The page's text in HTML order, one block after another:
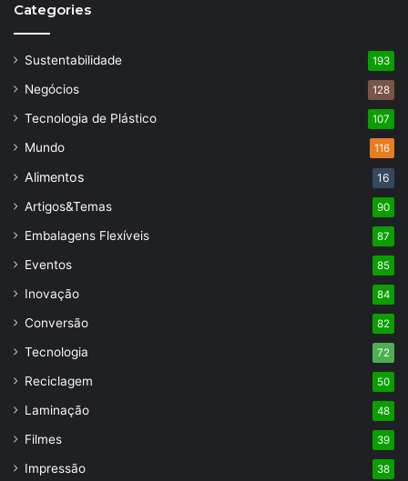
Categories
Sustentabilidade 193
Negócios 128
Tecnologia de Plástico 107
Mundo 116
Alimentos 16
Artigos&Temas 90
Embalagens Flexíveis 87
Eventos 85
Inovação 84
Conversão 82
Tecnologia 72
Reciclagem 50
Laminação 48
Filmes 39
Impressão 38